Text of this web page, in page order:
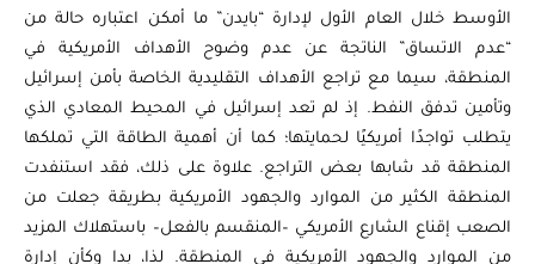
الأوسط خلال العام الأول لإدارة “بايدن” ما أمكن اعتباره حالة من
“عدم الاتساق” الناتجة عن عدم وضوح الأهداف الأمريكية في
المنطقة، سيما مع تراجع الأهداف التقليدية الخاصة بأمن إسرائيل
وتأمين تدفق النفط. إذ لم تعد إسرائيل في المحيط المعادي الذي
يتطلب تواجدًا أمريكيًا لحمايتها؛ كما أن أهمية الطاقة التي تملكها
المنطقة قد شابها بعض التراجع. علاوة على ذلك، فقد استنفدت
المنطقة الكثير من الموارد والجهود الأمريكية بطريقة جعلت من
الصعب إقناع الشارع الأمريكي –المنقسم بالفعل– باستهلاك المزيد
من الموارد والجهود الأمريكية في المنطقة. لذا، بدا وكأن إدارة